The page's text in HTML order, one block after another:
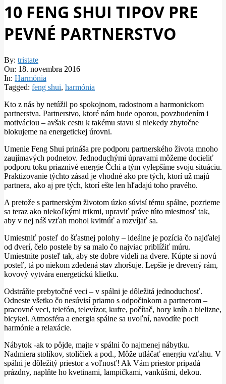
10 FENG SHUI TIPOV PRE
PEVNÉ PARTNERSTVO
By: tristate
On: 18. novembra 2016
In: Harmónia
Tagged: feng shui, harmónia
Kto z nás by netúžil po spokojnom, radostnom a harmonickom
partnerstva. Partnerstvo, ktoré nám bude oporou, povzbudením i
motiváciou – avšak cestu k takému stavu si niekedy zbytočne
blokujeme na energetickej úrovni.
Umenie Feng Shui prináša pre podporu partnerského života mnoho
zaujímavých podnetov. Jednoduchými úpravami môžeme docieliť
podporu toku priaznivé energie Čchi a tým vylepšíme svoju situáciu.
Praktizovanie týchto zásad je vhodné ako pre tých, ktorí už majú
partnera, ako aj pre tých, ktorí ešte len hľadajú toho pravého.
A pretože s partnerským životom úzko súvisí tému spálne, pozrieme
sa teraz ako niekoľkými trikmi, upraviť práve túto miestnosť tak,
aby v nej náš vzťah mohol kvitnúť a rozvíjať sa.
Umiestniť posteľ do šťastnej polohy – ideálne je pozícia čo najďalej
od dverí, čelo postele by sa malo čo najviac priblížiť múru.
Umiestnite posteľ tak, aby ste dobre videli na dvere. Kúpte si novú
posteľ, tá po niekom zdedená stav zhoršuje. Lepšie je drevený rám,
kovový vytvára energetickú klietku.
Odstráňte prebytočné veci – v spálni je dôležitá jednoduchosť.
Odneste všetko čo nesúvisí priamo s odpočinkom a partnerom –
pracovné veci, telefón, televízor, kufre, počítač, hory kníh a bielizne,
bicykel. Atmosféra a energia spálne sa uvoľní, navodíte pocit
harmónie a relaxácie.
Nábytok -ak to pôjde, majte v spálni čo najmenej nábytku.
Nadmiera stolíkov, stoličiek a pod., Môže utláčať energiu vzťahu. V
spálni je dôležitý priestor a voľnosť! Ak Vám priestor pripadá
prázdny, naplňte ho kvetinami, lampičkami, vankúšmi, dekou.